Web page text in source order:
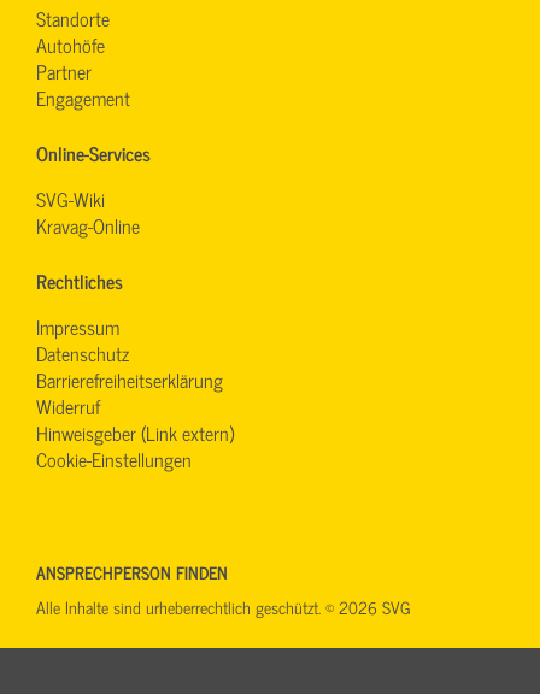
Standorte
Autohöfe
Partner
Engagement
Online-Services
SVG-Wiki
Kravag-Online
Rechtliches
Impressum
Datenschutz
Barrierefreiheitserklärung
Widerruf
Hinweisgeber (Link extern)
Cookie-Einstellungen
ANSPRECHPERSON FINDEN
Alle Inhalte sind urheberrechtlich geschützt. © 2026 SVG